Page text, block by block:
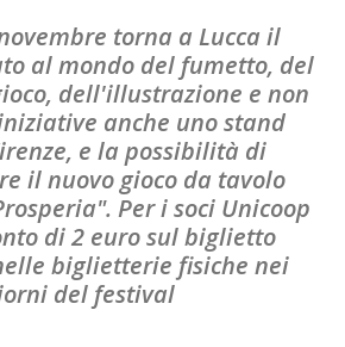
torna a Lucca il
al mondo del fumetto, del
dell'illustrazione e non
anche uno stand
e la possibilità di
il nuovo gioco da tavolo
Per i soci Unicoop
di 2 euro sul biglietto
biglietterie fisiche nei
del festival